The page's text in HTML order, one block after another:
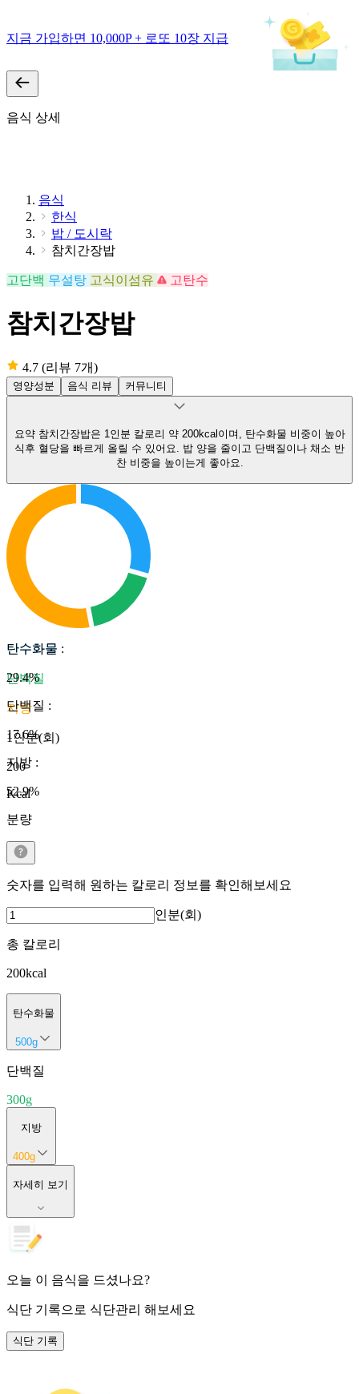
지금 가입하면 10,000P + 로또 10장 지급
음식 상세
음식
한식
밥 / 도시락
참치간장밥
고단백 무설탕 고식이섬유 고탄수
참치간장밥
4.7 (리뷰 7개)
영양성분 음식 리뷰 커뮤니티
요약 참치간장밥은 1인분 칼로리 약 200kcal이며, 탄수화물 비중이 높아
식후 혈당을 빠르게 올릴 수 있어요. 밥 양을 줄이고 단백질이나 채소 반
찬 비중을 높이는게 좋아요.
탄수화물
단백질
지방
1인분(회)
200
Kcal
탄수화물 :
29.4%
단백질 :
17.6%
지방 :
52.9%
분량
숫자를 입력해 원하는 칼로리 정보를 확인해보세요
인분(회)
총 칼로리
200kcal
탄수화물
500g
단백질
300g
지방
400g
자세히 보기
오늘 이 음식을 드셨나요?
식단 기록으로 식단관리 해보세요
식단 기록